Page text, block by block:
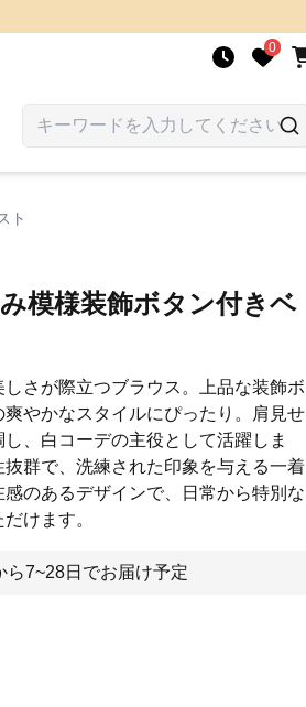
0
ト
模様装飾ボタン付きベ
さが際立つブラウス。上品な装飾ボ
やかなスタイルにぴったり。肩見せ
、白コーデの主役として活躍しま
群で、洗練された印象を与える一着
のあるデザインで、日常から特別な
けます。
ら7~28日でお届け予定